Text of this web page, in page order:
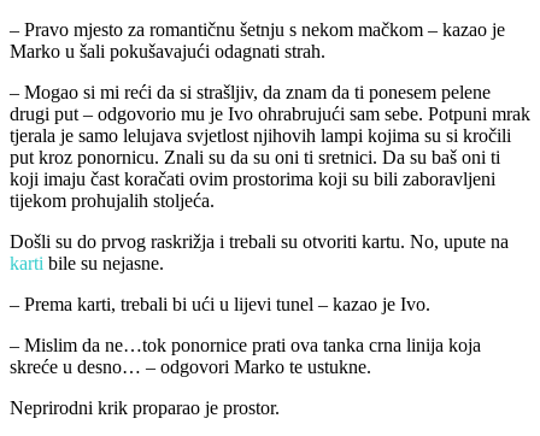
– Pravo mjesto za romantičnu šetnju s nekom mačkom – kazao je
Marko u šali pokušavajući odagnati strah.
– Mogao si mi reći da si strašljiv, da znam da ti ponesem pelene
drugi put – odgovorio mu je Ivo ohrabrujući sam sebe. Potpuni mrak
tjerala je samo lelujava svjetlost njihovih lampi kojima su si kročili
put kroz ponornicu. Znali su da su oni ti sretnici. Da su baš oni ti
koji imaju čast koračati ovim prostorima koji su bili zaboravljeni
tijekom prohujalih stoljeća.
Došli su do prvog raskrižja i trebali su otvoriti kartu. No, upute na
karti bile su nejasne.
– Prema karti, trebali bi ući u lijevi tunel – kazao je Ivo.
– Mislim da ne…tok ponornice prati ova tanka crna linija koja
skreće u desno… – odgovori Marko te ustukne.
Neprirodni krik proparao je prostor.